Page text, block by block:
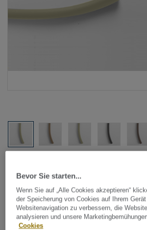
Tarkett Zubehör Komplettsortiment|
Schweißschnur für
- Unicoloured
Bevor Sie starten...
Wenn Sie auf „Alle Cookies akzeptieren“
der Speicherung von Cookies auf Ihrem
Websitenavigation zu verbessern, die
analysieren und unsere
Cookies